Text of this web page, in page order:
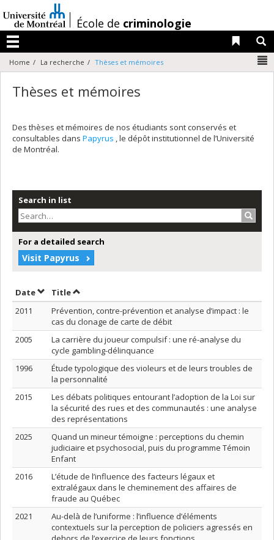
au
contenu
/École de criminologie
Menu
Liens
Home La recherche Thèses et mémoires
Thèses et mémoires
Des thèses et mémoires de nos étudiants sont conservés et
consultables dans Papyrus , le dépôt institutionnel de l’Université
de Montréal.
Search in list
For a detailed search
Visit Papyrus
DateSort by date in descending order
TitleSort by title in descending order
2011
Prévention, contre-prévention et analyse d’impact : le
cas du clonage de carte de débit
2005
La carrière du joueur compulsif : une ré-analyse du
cycle gambling-délinquance
1996
Étude typologique des violeurs et de leurs troubles de
la personnalité
2015
Les débats politiques entourant l’adoption de la Loi sur
la sécurité des rues et des communautés : une analyse
des représentations
2025
Quand un mineur témoigne : perceptions du chemin
judiciaire et psychosocial, puis du programme Témoin
Enfant
2016
L’étude de l’influence des facteurs légaux et
extralégaux dans le cheminement des affaires de
fraude au Québec
2021
Au-delà de l’uniforme : l’influence d’éléments
contextuels sur la perception de policiers agressés en